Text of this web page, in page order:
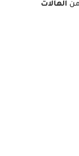
الهالات